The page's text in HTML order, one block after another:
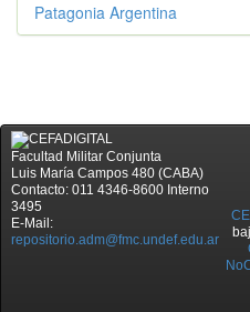
Patagonia Argentina
Facultad Militar Conjunta
Luis María Campos 480 (CABA)
Contacto: 011 4346-8600 Interno
3495
E-Mail:
repositorio.adm@fmc.undef.edu.ar